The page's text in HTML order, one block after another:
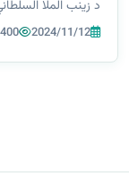
د زينب الملا
بهية، ورئيسة قسم
2024/11/12